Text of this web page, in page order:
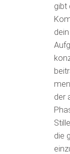
gibt
der
die